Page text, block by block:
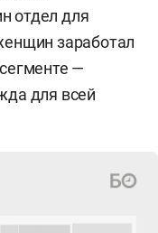
отдел для
заработал
—
для всей